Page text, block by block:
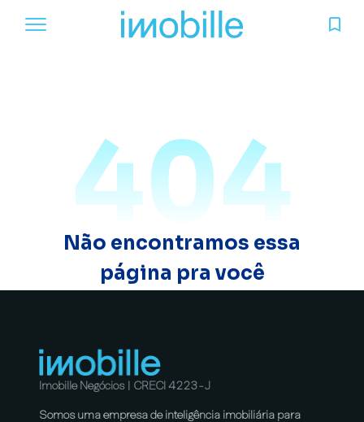
404
Não encontramos essa
página pra você
Imobille Negócios | CRECI 4223-J
Somos uma empresa de inteligência imobiliária para